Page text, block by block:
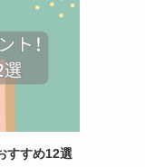
すすめ12選